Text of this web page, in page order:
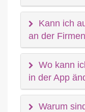
Kann ich
an der
Wo kann
in der App
Warum